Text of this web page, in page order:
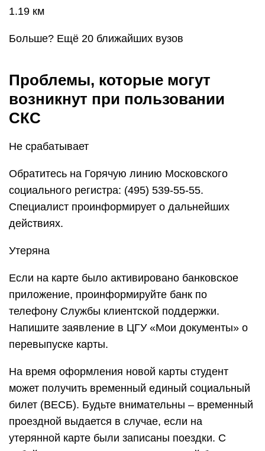
1.19 км
Больше? Ещё 20 ближайших вузов
Проблемы, которые могут
возникнут при пользовании
СКС
Не срабатывает
Обратитесь на Горячую линию Московского
социального регистра: (495) 539-55-55.
Специалист проинформирует о дальнейших
действиях.
Утеряна
Если на карте было активировано банковское
приложение, проинформируйте банк по
телефону Службы клиентской поддержки.
Напишите заявление в ЦГУ «Мои документы» о
перевыпуске карты.
На время оформления новой карты студент
может получить временный единый социальный
билет (ВЕСБ). Будьте внимательны – временный
проездной выдается в случае, если на
утерянной карте были записаны поездки. С